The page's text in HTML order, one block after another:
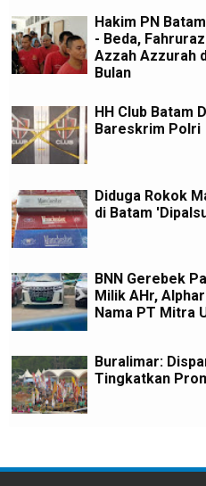
Hakim PN
- Beda,
Azzah Azzurah
Bulan
HH Club Batam
Bareskrim Polri
Diduga Rokok
di Batam
BNN Gerebek
Milik AHr,
Nama PT Mitra
Buralimar:
Tingkatkan